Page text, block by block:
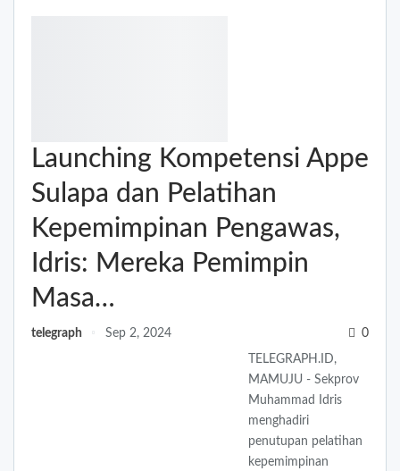
Launching Kompetensi Appe
Sulapa dan Pelatihan
Kepemimpinan Pengawas,
Idris: Mereka Pemimpin
Masa…
telegraph Sep 2, 2024 0
TELEGRAPH.ID,
MAMUJU - Sekprov
Muhammad Idris
menghadiri
penutupan pelatihan
kepemimpinan